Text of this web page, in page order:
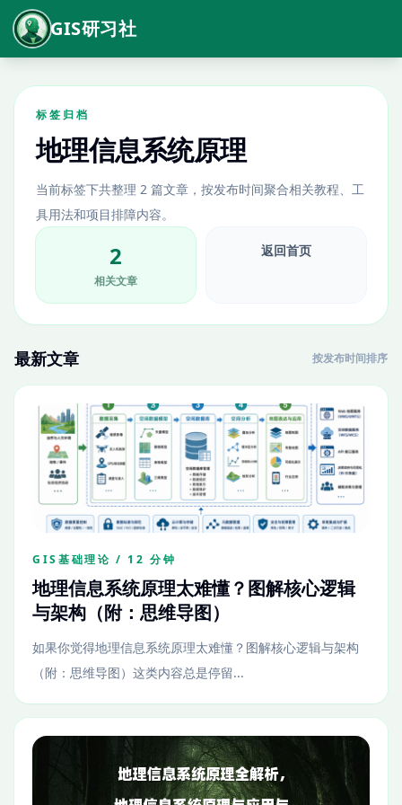
GIS研习社
标签归档
地理信息系统原理
当前标签下共整理 2 篇文章，按发布时间聚合相关教程、工
具用法和项目排障内容。
2
相关文章
返回首页
最新文章 按发布时间排序
GIS基础理论 / 12 分钟
地理信息系统原理太难懂？图解核心逻辑
与架构（附：思维导图）
如果你觉得地理信息系统原理太难懂？图解核心逻辑与架构
（附：思维导图）这类内容总是停留...